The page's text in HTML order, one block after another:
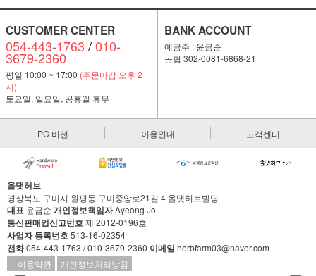
CUSTOMER CENTER
054-443-1763 /010-
3679-2360
평일 10:00 ~ 17:00 (주문마감 오후 2
시)
토요일, 일요일, 공휴일 휴무
BANK ACCOUNT
예금주 : 윤금순
농협 302-0081-6868-21
PC 버전 이용안내 고객센터
올댓허브
경상북도 구미시 원평동 구미중앙로21길 4 올댓허브빌딩
대표 윤금순 개인정보책임자Ayeong Jo
통신판매업신고번호제 2012-0196호
사업자 등록번호513-16-02354
전화054-443-1763 / 010-3679-2360 이메일 herbfarm03@naver.com
이용약관
개인정보처리방침